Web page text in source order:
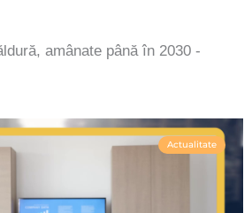
amânate până în 2030 -
Actualitate